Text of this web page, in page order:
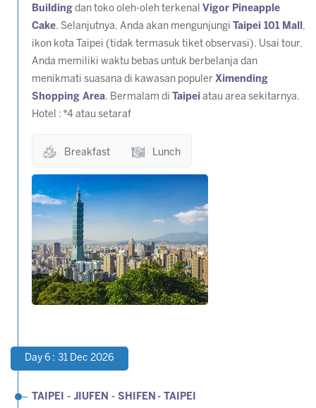
Building dan toko oleh-oleh terkenal Vigor Pineapple
Cake. Selanjutnya, Anda akan mengunjungi Taipei 101 Mall ,
ikon kota Taipei (tidak termasuk tiket observasi). Usai tour,
Anda memiliki waktu bebas untuk berbelanja dan
menikmati suasana di kawasan populer Ximending
Shopping Area. Bermalam di Taipei atau area sekitarnya.
Hotel : *4 atau setaraf
Breakfast Lunch
Day 6 : 31 Dec 2026
TAIPEI - JIUFEN - SHIFEN - TAIPEI